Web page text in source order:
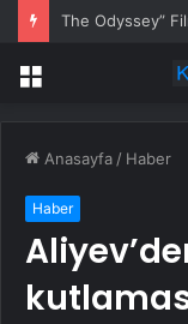
Menü
Anasayfa / Haber
Haber